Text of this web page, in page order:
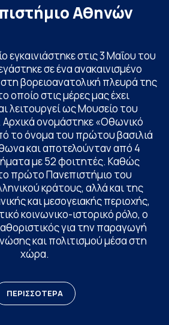
Αθηνών
εγκαινιάστηκε στις 3 Μαΐου του
σε ένα ανακαινισμένο
βορειοανατολική πλευρά της
οποίο στις μέρες μας έχει
λειτουργεί ως Μουσείο του
ονομάστηκε «Οθωνικό
το όνομα του πρώτου βασιλιά
και αποτελούνταν από 4
με 52 φοιτητές. Καθώς
πρώτο Πανεπιστήμιο του
κράτους, αλλά και της
και μεσογειακής περιοχής,
κοινωνικο-ιστορικό ρόλο, ο
για την παραγωγή
και πολιτισμού μέσα στη
χώρα.
ΠΕΡΙΣΣΟΤΕΡΑ